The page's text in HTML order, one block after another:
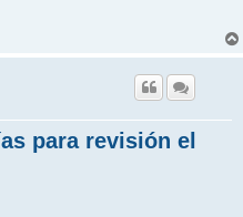
para revisión el